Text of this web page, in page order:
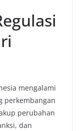
mengalami
perkembangan
perubahan
dan